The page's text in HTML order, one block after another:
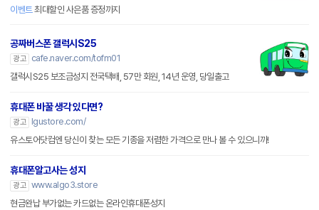
이벤트최대할인 사은품 증정까지
공짜버스폰 갤럭시S25
광고
cafe.naver.com/tofm01
갤럭시S25 보조금성지 전국택배, 57만 회원, 14년 운영, 당일출고
휴대폰 바꿀 생각 있다면?
광고
lgustore.com/
유스토어닷컴엔 당신이 찾는 모든 기종을 저렴한 가격으로 만나 볼 수 있으니까!
휴대폰알고사는 성지
광고 www.algo3.store
현금완납 부가없는 카드없는 온라인휴대폰성지